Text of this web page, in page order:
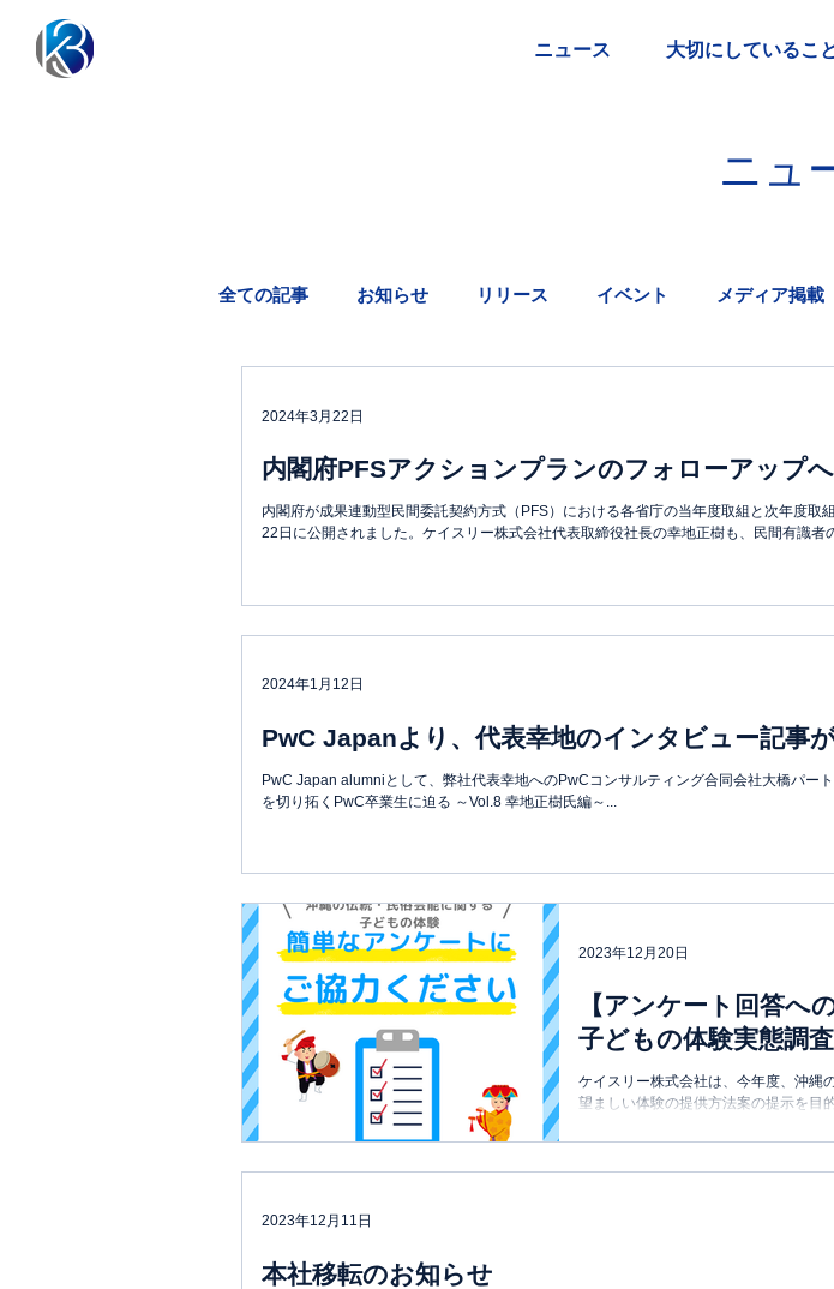
ニュース 大切にしているこ
ニュ
全ての記事 お知らせ リリース イベント メディア掲載
内閣府PFSアクションプランのフォローアップ
内閣府が成果連動型民間委託契約方式（PFS）における各省庁の当年度取組と次年度
22日に公開されました。ケイスリー株式会社代表取締役社長の幸地正樹も、民間有識者
2024年3月22日
PwC Japanより、代表幸地のインタビュー記事
PwC Japan alumniとして、弊社代表幸地へのPwCコンサルティング合同会社大橋パー
を切り拓くPwC卒業生に迫る ～Vol.8 幸地正樹氏編～...
2024年1月12日
【アンケート回答へ
子どもの体験実態調査
ケイスリー株式会社は、今年度、沖縄
望ましい体験の提供方法案の提示を目
2023年12月20日
本社移転のお知らせ
2023年12月11日